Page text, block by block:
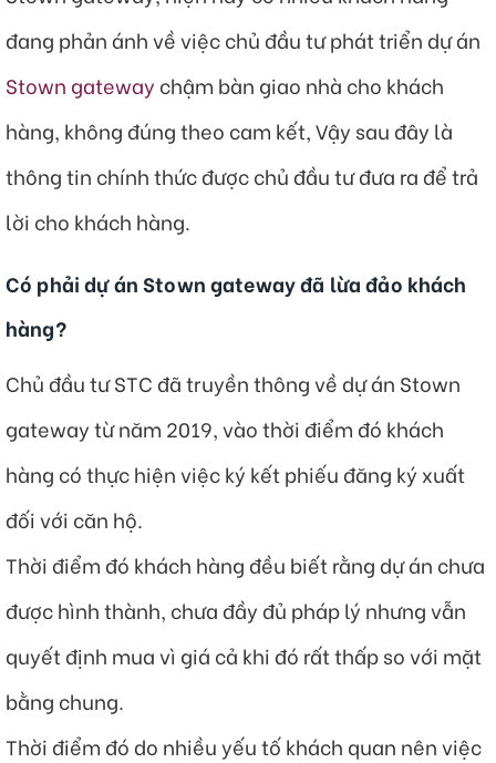
đang phản ánh về việc chủ đầu tư phát triển dự án
Stown gateway chậm bàn giao nhà cho khách
hàng, không đúng theo cam kết, Vậy sau đây là
thông tin chính thức được chủ đầu tư đưa ra để trả
lời cho khách hàng.
Có phải dự án Stown gateway đã lừa đảo khách
hàng?
Chủ đầu tư STC đã truyền thông về dự án Stown
gateway từ năm 2019, vào thời điểm đó khách
hàng có thực hiện việc ký kết phiếu đăng ký xuất
đối với căn hộ.
Thời điểm đó khách hàng đều biết rằng dự án chưa
được hình thành, chưa đầy đủ pháp lý nhưng vẫn
quyết định mua vì giá cả khi đó rất thấp so với mặt
bằng chung.
Thời điểm đó do nhiều yếu tố khách quan nên việc